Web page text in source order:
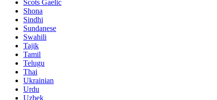
Scots Gaelic
Shona
Sindhi
Sundanese
Swahili
Tajik
Tamil
Telugu
Thai
Ukrainian
Urdu
Uzbek